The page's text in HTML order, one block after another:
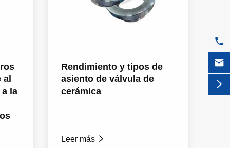
la
Rendimiento y tipos de
asiento de válvula de
cerámica
Leer más 


